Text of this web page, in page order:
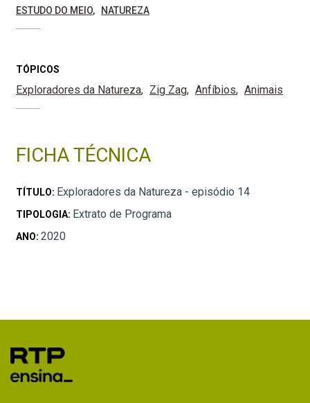
ESTUDO DO MEIO
NATUREZA
TÓPICOS
Exploradores da Natureza Zig Zag Anfíbios Animais
FICHA TÉCNICA
TÍTULO: Exploradores da Natureza - episódio 14
TIPOLOGIA: Extrato de Programa
ANO: 2020